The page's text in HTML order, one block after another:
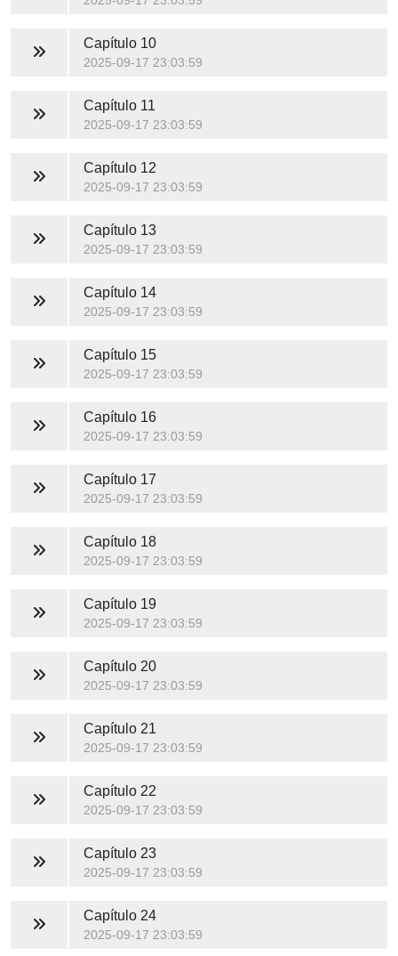
Capítulo 10
2025-09-17 23:03:59
Capítulo 11
2025-09-17 23:03:59
Capítulo 12
2025-09-17 23:03:59
Capítulo 13
2025-09-17 23:03:59
Capítulo 14
2025-09-17 23:03:59
Capítulo 15
2025-09-17 23:03:59
Capítulo 16
2025-09-17 23:03:59
Capítulo 17
2025-09-17 23:03:59
Capítulo 18
2025-09-17 23:03:59
Capítulo 19
2025-09-17 23:03:59
Capítulo 20
2025-09-17 23:03:59
Capítulo 21
2025-09-17 23:03:59
Capítulo 22
2025-09-17 23:03:59
Capítulo 23
2025-09-17 23:03:59
Capítulo 24
2025-09-17 23:03:59